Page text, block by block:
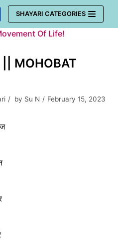
SHAYARI CATEGORIES
Of Life!
|| MOHOBAT
by Su N February 15, 2023